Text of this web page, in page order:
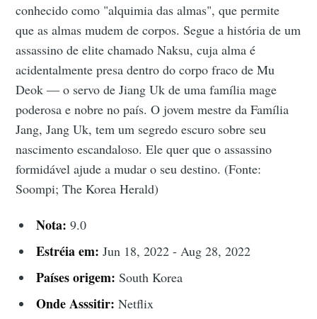
conhecido como "alquimia das almas", que permite
que as almas mudem de corpos. Segue a história de um
assassino de elite chamado Naksu, cuja alma é
acidentalmente presa dentro do corpo fraco de Mu
Deok — o servo de Jiang Uk de uma família mage
poderosa e nobre no país. O jovem mestre da Família
Jang, Jang Uk, tem um segredo escuro sobre seu
nascimento escandaloso. Ele quer que o assassino
formidável ajude a mudar o seu destino. (Fonte:
Soompi; The Korea Herald)
Nota: 9.0
Estréia em: Jun 18, 2022 - Aug 28, 2022
Países origem: South Korea
Onde Asssitir: Netflix